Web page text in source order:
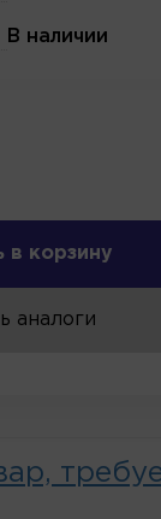
В наличии
в корзину
аналоги